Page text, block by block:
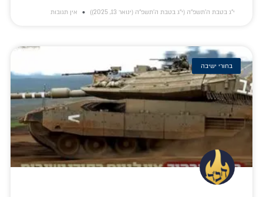
י״ג בטבת ה׳תשפ״ה (י״ג בטבת ה׳תשפ״ה (ינואר 13, 2025)) אין תגובות
בחורי ישיבה